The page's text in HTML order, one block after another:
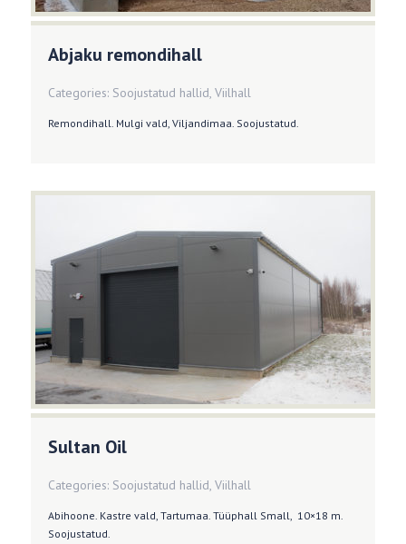
Abjaku remondihall
Categories: Soojustatud hallid, Viilhall
Remondihall. Mulgi vald, Viljandimaa. Soojustatud.
Sultan Oil
Categories: Soojustatud hallid, Viilhall
Abihoone. Kastre vald, Tartumaa. Tüüphall Small, 10×18 m.
Soojustatud.